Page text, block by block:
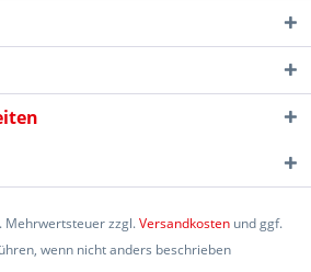
Mehrwertsteuer zzgl.Versandkosten und ggf.
wenn nicht anders beschrieben